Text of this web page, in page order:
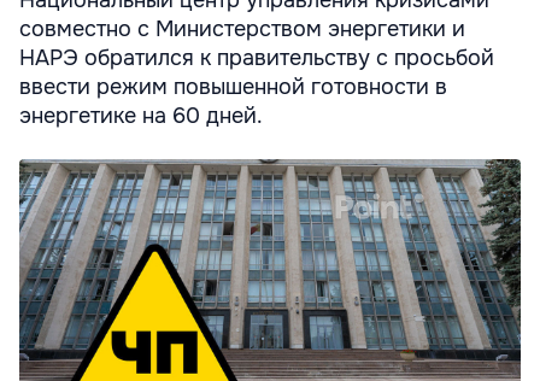
совместно с Министерством энергетики и
НАРЭ обратился к правительству с просьбой
ввести режим повышенной готовности в
энергетике на 60 дней.